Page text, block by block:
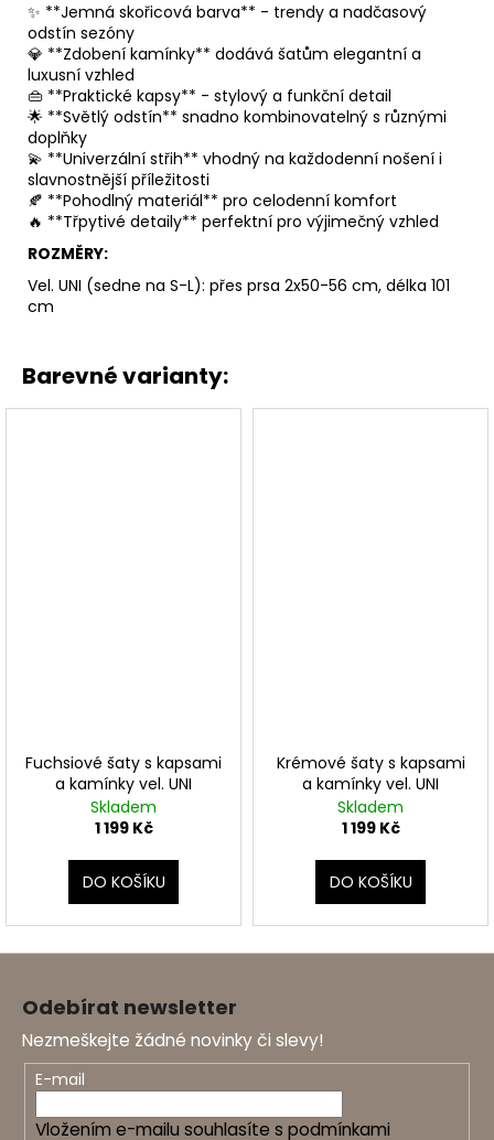
✨ **Jemná skořicová barva** - trendy a nadčasový
odstín sezóny
💎 **Zdobení kamínky** dodává šatům elegantní a
luxusní vzhled
👜 **Praktické kapsy** - stylový a funkční detail
🌟 **Světlý odstín** snadno kombinovatelný s různými
doplňky
💫 **Univerzální střih** vhodný na každodenní nošení i
slavnostnější příležitosti
🍂 **Pohodlný materiál** pro celodenní komfort
🔥 **Třpytivé detaily** perfektní pro výjimečný vzhled
ROZMĚRY:
Vel. UNI (sedne na S-L): přes prsa 2x50-56 cm, délka 101
cm
Barevné varianty:
Fuchsiové šaty s kapsami
a kamínky vel. UNI
Skladem
1 199 Kč
DO KOŠÍKU
Krémové šaty s kapsami
a kamínky vel. UNI
Skladem
1 199 Kč
DO KOŠÍKU
Z
Odebírat newsletter
Nezmeškejte žádné novinky či slevy!
E-mail
Vložením e-mailu souhlasíte s podmínkami